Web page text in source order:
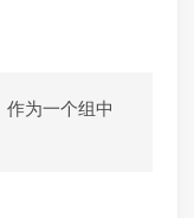
作为一个组中